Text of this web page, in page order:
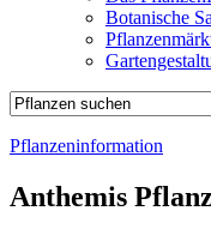
Botanische
Pflanzeninformation
Anthemis